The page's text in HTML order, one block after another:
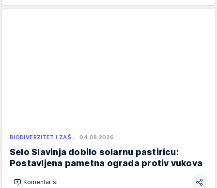
BIODIVERZITET I ZAŠ… 04.08.2026.
Selo Slavinja dobilo solarnu pastiricu:
Postavljena pametna ograda protiv vukova
Komentariši